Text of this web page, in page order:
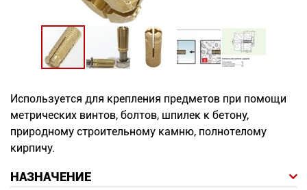
Оплата и доставка
+7
(831)
282-
Используется для крепления предметов при помощи
метрических винтов, болтов, шпилек к бетону,
природному строительному камню, полнотелому
кирпичу.
НАЗНАЧЕНИЕ